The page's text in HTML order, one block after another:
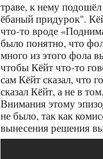
траве, к нему
ёбаный придурок".
что-то вроде
было понятно, что
много из этого фола
чтобы Кёйт что-то
сам Кёйт сказал, что
сказал Кёйт, а не в
Внимания этому
не было, так как
вынесения решения